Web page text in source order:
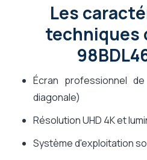
Les
techniques
Écran professionnel
diagonale)
Résolution UHD 4K et
Système d'exploitation